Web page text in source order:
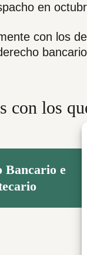
en
con los
con los
Bancario e